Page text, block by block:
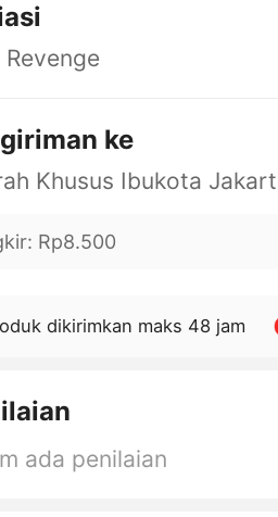
Revenge
ke
: Rp8.500
dikirimkan maks 48 jam
ada penilaian